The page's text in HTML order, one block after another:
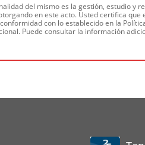
del mismo es la gestión, estudio y
en este acto. Usted certifica que
con lo establecido en la
Puede consultar la información